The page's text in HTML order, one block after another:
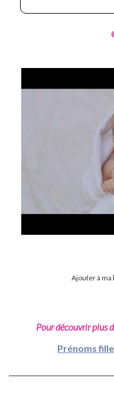
Ajouter à ma
Pour découvrir plus
Prénoms